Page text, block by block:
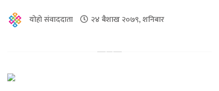
योहो संवाददाता २४ बैशाख २०७९, शनिबार